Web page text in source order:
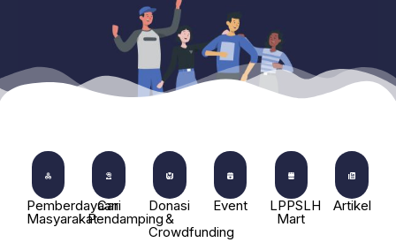
Pemberdayaan
Masyarakat
Cari
Pendamping
Donasi
&
Crowdfunding
Event LPPSLH
Mart
Artikel